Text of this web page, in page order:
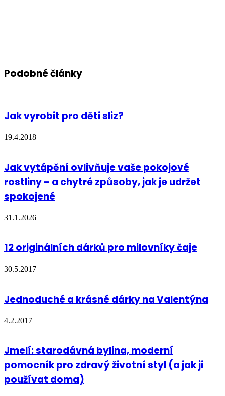
Podobné články
Jak vyrobit pro děti sliz?
19.4.2018
Jak vytápění ovlivňuje vaše pokojové
rostliny – a chytré způsoby, jak je udržet
spokojené
31.1.2026
12 originálních dárků pro milovníky čaje
30.5.2017
Jednoduché a krásné dárky na Valentýna
4.2.2017
Jmelí: starodávná bylina, moderní
pomocník pro zdravý životní styl (a jak ji
používat doma)